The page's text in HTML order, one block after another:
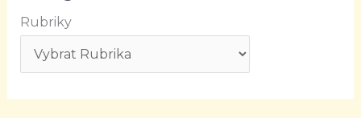
Rubriky